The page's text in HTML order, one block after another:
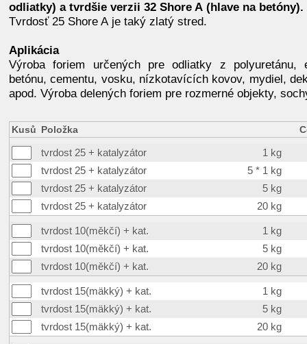
odliatky) a tvrdšie verzii 32 Shore A (hlave na betóny).
Tvrdosť 25 Shore A je taký zlatý stred.
Aplikácia
Výroba foriem určených pre odliatky z polyuretánu,
betónu, cementu, vosku, nízkotavících kovov, mydiel,
apod. Výroba delených foriem pre rozmerné objekty,
Kusů Položka
tvrdost 25 + katalyzátor
1 kg
tvrdost 25 + katalyzátor
5 * 1 kg
tvrdost 25 + katalyzátor
5 kg
tvrdost 25 + katalyzátor
20 kg
tvrdost 10(měkčí) + kat.
1 kg
tvrdost 10(měkčí) + kat.
5 kg
tvrdost 10(měkčí) + kat.
20 kg
tvrdost 15(mäkký) + kat.
1 kg
tvrdost 15(mäkký) + kat.
5 kg
tvrdost 15(mäkký) + kat.
20 kg